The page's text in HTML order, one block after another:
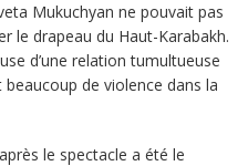
Mukuchyan ne pouvait pas
le drapeau du Haut-Karabakh.
d’une relation tumultueuse
beaucoup de violence dans la
le spectacle a été le